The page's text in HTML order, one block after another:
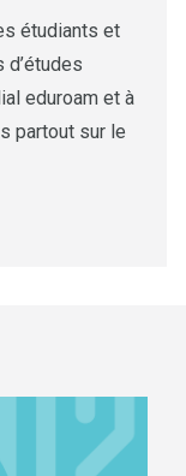
étudiants et
eduroam et à
partout sur le